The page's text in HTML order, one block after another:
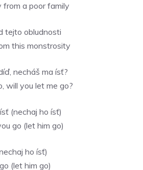
from a poor family
tejto obludnosti
this monstrosity
necháš ma ísť?
will you let me go?
(nechaj ho ísť)
go (let him go)
ho ísť)
(let him go)